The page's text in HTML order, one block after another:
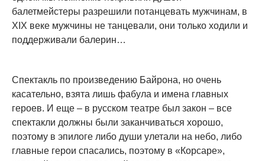
балетмейстеры разрешили потанцевать мужчинам, в
XIX веке мужчины не танцевали, они только ходили и
поддерживали балерин…
Спектакль по произведению Байрона, но очень
касательно, взята лишь фабула и имена главных
героев. И еще – в русском театре был закон – все
спектакли должны были заканчиваться хорошо,
поэтому в эпилоге либо души улетали на небо, либо
главные герои спасались, поэтому в «Корсаре»,